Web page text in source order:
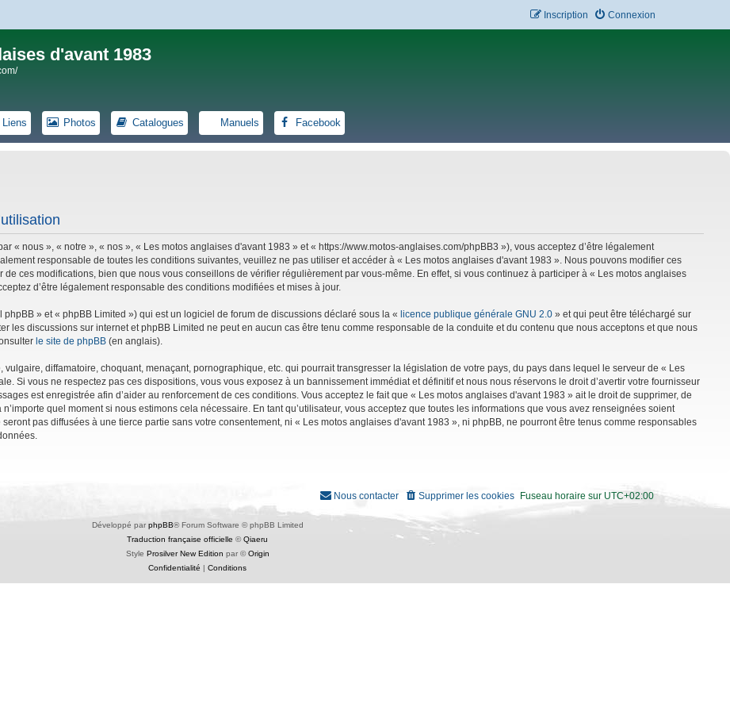
Connexion
Inscription
d'avant 1983
Liens Photos Catalogues Manuels Facebook
« nous », « notre », « nos », « Les motos anglaises d'avant 1983 » et « https://www.motos-anglaises.com/phpBB3 »), vous acceptez d’être légalement
responsable de toutes les conditions suivantes, veuillez ne pas utiliser et accéder à « Les motos anglaises d'avant 1983 ». Nous pouvons modifier ces
ces modifications, bien que nous vous conseillons de vérifier régulièrement par vous-même. En effet, si vous continuez à participer à « Les motos anglaises
d’être légalement responsable des conditions modifiées et mises à jour.
» et « phpBB Limited ») qui est un logiciel de forum de discussions déclaré sous la « licence publique générale GNU 2.0 » et qui peut être téléchargé sur
les discussions sur internet et phpBB Limited ne peut en aucun cas être tenu comme responsable de la conduite et du contenu que nous acceptons et que nous
le site de phpBB (en anglais).
diffamatoire, choquant, menaçant, pornographique, etc. qui pourrait transgresser la législation de votre pays, du pays dans lequel le serveur de « Les
Si vous ne respectez pas ces dispositions, vous vous exposez à un bannissement immédiat et définitif et nous nous réservons le droit d’avertir votre fournisseur
est enregistrée afin d’aider au renforcement de ces conditions. Vous acceptez le fait que « Les motos anglaises d'avant 1983 » ait le droit de supprimer, de
quel moment si nous estimons cela nécessaire. En tant qu’utilisateur, vous acceptez que toutes les informations que vous avez renseignées soient
pas diffusées à une tierce partie sans votre consentement, ni « Les motos anglaises d'avant 1983 », ni phpBB, ne pourront être tenus comme responsables
Fuseau horaire sur UTC+02:00
Supprimer les cookies
Nous contacter
Développé par phpBB® Forum Software © phpBB Limited
Traduction française officielle ©Qiaeru
Style Prosilver New Edition par ©Origin
Confidentialité
Conditions